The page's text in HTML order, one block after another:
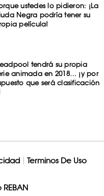
ustedes lo pidieron: ¡La
Negra podría tener su
película!
tendrá su propia
animada en 2018… ¡y por
que será clasificación
Terminos De Uso